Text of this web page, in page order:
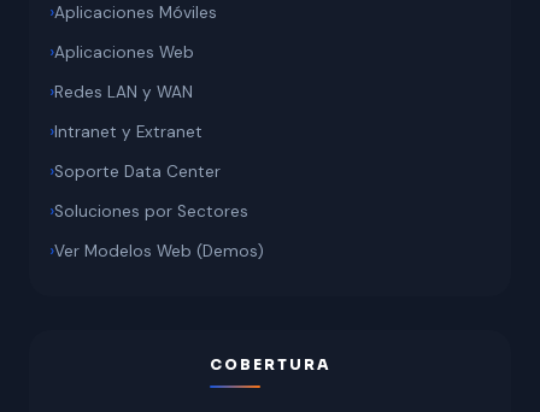
Aplicaciones Móviles
Aplicaciones Web
Redes LAN y WAN
Intranet y Extranet
Soporte Data Center
Soluciones por Sectores
Ver Modelos Web (Demos)
COBERTURA